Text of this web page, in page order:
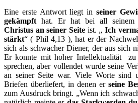
Eine erste Antwort liegt in seiner
gekämpft hat. Er hat bei all seinem
Christus an seiner Seite ist. „ Ich
stärkt“ ( Phil 4,13 ), hat er der
sich als schwacher Diener, der aus sich
Er konnte mit hoher Intellektualität
sprechen, aber vollendet wurde seine
an seiner Seite war. Viele Worte sind
Briefen überliefert, in denen er seine
zum Ausdruck bringt. „Wenn ich